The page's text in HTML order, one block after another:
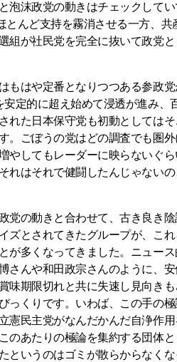
泡沫政党の動きはチェックして
とんど支持を霧消させる一方、
組が社民党を完全に抜いて政党
もはや定番となりつつある参政
安定的に超え始めて浸透が進み、
れた日本保守党も初動としては
。ごぼうの党はどの調査でも圏
やしてもレーダーに映らないぐ
れはそれで健闘したんじゃない
党の動きと合わせて、古き良き
ズとされてきたグループが、こ
が多くなってきました。ニュー
さんや和田政宗さんのように、
味期限切れと共に失速し見向き
っくりです。いわば、この手の
憲民主党がなんだかんだ自浄作
のあたりの極論を集約する団体
というのはゴミが散らからなく